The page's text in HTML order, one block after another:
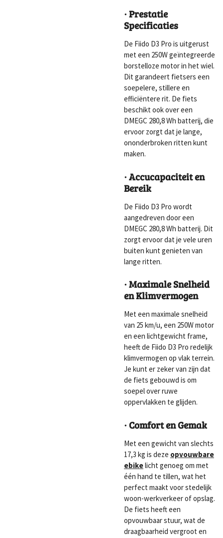
· Prestatie
Specificaties
De Fiido D3 Pro is uitgerust
met een 250W geïntegreerde
borstelloze motor in het wiel.
Dit garandeert fietsers een
soepelere, stillere en
efficiëntere rit. De fiets
beschikt ook over een
DMEGC 280,8 Wh batterij, die
ervoor zorgt dat je lange,
ononderbroken ritten kunt
maken.
· Accucapaciteit en
Bereik
De Fiido D3 Pro wordt
aangedreven door een
DMEGC 280,8 Wh batterij. Dit
zorgt ervoor dat je vele uren
buiten kunt genieten van
lange ritten.
· Maximale Snelheid
en Klimvermogen
Met een maximale snelheid
van 25 km/u, een 250W motor
en een lichtgewicht frame,
heeft de Fiido D3 Pro redelijk
klimvermogen op vlak terrein.
Je kunt er zeker van zijn dat
de fiets gebouwd is om
soepel over ruwe
oppervlakken te glijden.
· Comfort en Gemak
Met een gewicht van slechts
17,3 kg is deze opvouwbare
ebikelicht genoeg om met
één hand te tillen, wat het
perfect maakt voor stedelijk
woon-werkverkeer of opslag.
De fiets heeft een
opvouwbaar stuur, wat de
draagbaarheid vergroot en